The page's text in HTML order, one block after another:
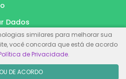
Dados
similares para melhorar sua
você concorda que está de acordo
de Privacidade.
DE ACORDO